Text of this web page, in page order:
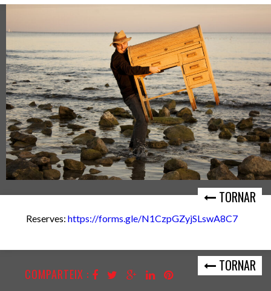
TORNAR
Reserves: https://forms.gle/N1CzpGZyjSLswA8C7
TORNAR
COMPARTEIX :